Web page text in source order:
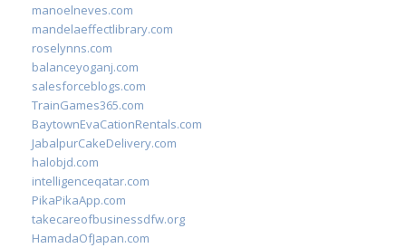
manoelneves.com
mandelaeffectlibrary.com
roselynns.com
balanceyoganj.com
salesforceblogs.com
TrainGames365.com
BaytownEvaCationRentals.com
JabalpurCakeDelivery.com
halobjd.com
intelligenceqatar.com
PikaPikaApp.com
takecareofbusinessdfw.org
HamadaOfJapan.com